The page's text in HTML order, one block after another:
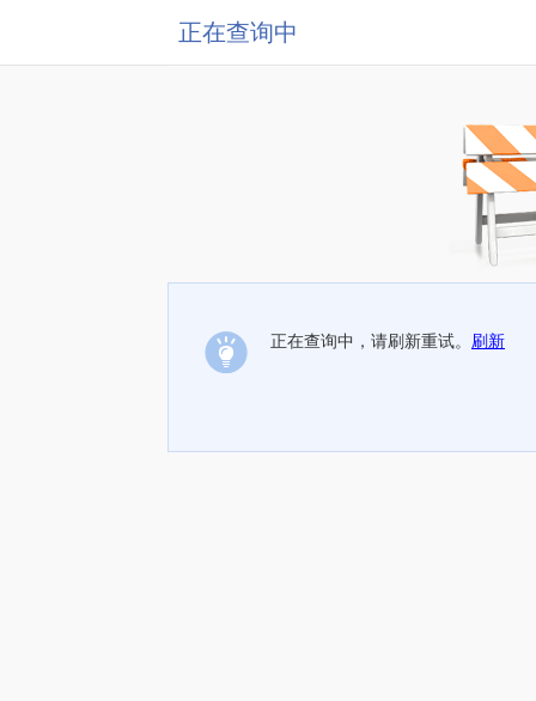
正在查询中
正在查询中，请刷新重试。 刷新